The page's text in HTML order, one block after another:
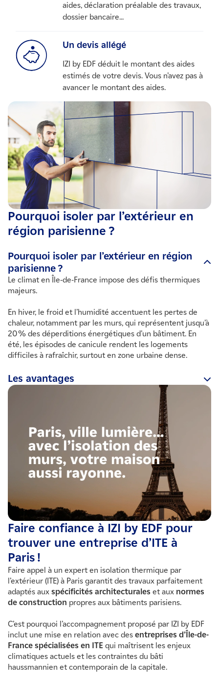
aides, déclaration préalable des travaux,
dossier bancaire...
Un devis allégé
IZI by EDF déduit le montant des aides
estimés de votre devis. Vous n’avez pas à
avancer le montant des aides.
Pourquoi isoler par l’extérieur en
région parisienne ?
Pourquoi isoler par l’extérieur en région
parisienne ?
Le climat en Île-de-France impose des défis thermiques
majeurs.
En hiver, le froid et l’humidité accentuent les pertes de
chaleur, notamment par les murs, qui représentent jusqu’à
20 % des déperditions énergétiques d’un bâtiment. En
été, les épisodes de canicule rendent les logements
difficiles à rafraîchir, surtout en zone urbaine dense.
Les avantages
L’ isolation thermique par l’extérieur à Paris:
- Crée une barrière efficace contre ces variations
- Réduit la surchauffe estivale ;
- Protège le bâti contre les fissures causées par les écarts
de température ;
- Contribue à réduire significativement les factures de
chauffage et de climatisation.
gagner en confort de vieet limiter
votre budget énergétique !
Faire confiance à IZI by EDF pour
trouver une entreprise d’ITE à
Paris !
Faire appel à un expert en isolation thermique par
l’extérieur (ITE) à Paris garantit des travaux parfaitement
adaptés aux spécificités architecturales et aux normes
de construction propres aux bâtiments parisiens.
C’est pourquoi l’accompagnement proposé par IZI by EDF
inclut une mise en relation avec des entreprises d’Île-de-
France spécialisées en ITE qui maîtrisent les enjeux
climatiques actuels et les contraintes du bâti
haussmannien et contemporain de la capitale.